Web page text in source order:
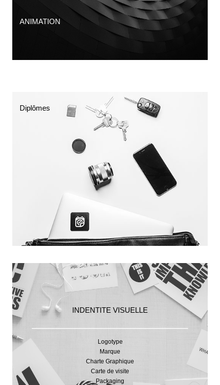
ANIMATION
Diplômes
INDENTITE VISUELLE
Logotype
Marque
Charte Graphique
Carte de visite
Packaging